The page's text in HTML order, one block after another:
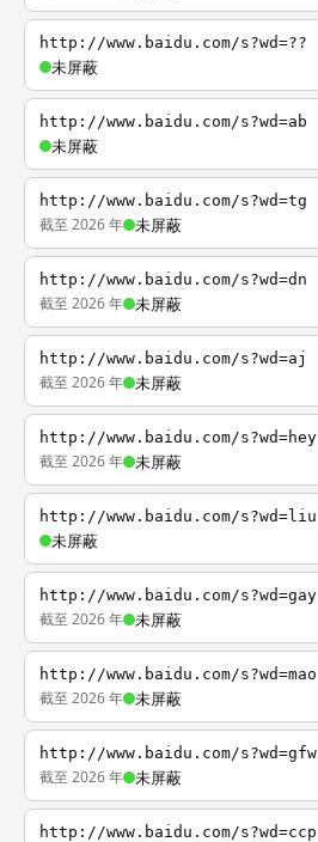
http://www.baidu.com/s?wd=??
未屏蔽
http://www.baidu.com/s?wd=ab
未屏蔽
http://www.baidu.com/s?wd=tg
截至 2026 年 未屏蔽
http://www.baidu.com/s?wd=dn
截至 2026 年 未屏蔽
http://www.baidu.com/s?wd=aj
截至 2026 年 未屏蔽
http://www.baidu.com/s?wd=hey
截至 2026 年 未屏蔽
http://www.baidu.com/s?wd=liu
未屏蔽
http://www.baidu.com/s?wd=gay
截至 2026 年 未屏蔽
http://www.baidu.com/s?wd=mao
截至 2026 年 未屏蔽
http://www.baidu.com/s?wd=gfw
截至 2026 年 未屏蔽
http://www.baidu.com/s?wd=ccp